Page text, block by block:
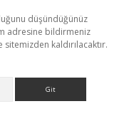
düşündüğünüz
adresine bildirmeniz
kaldırılacaktır.